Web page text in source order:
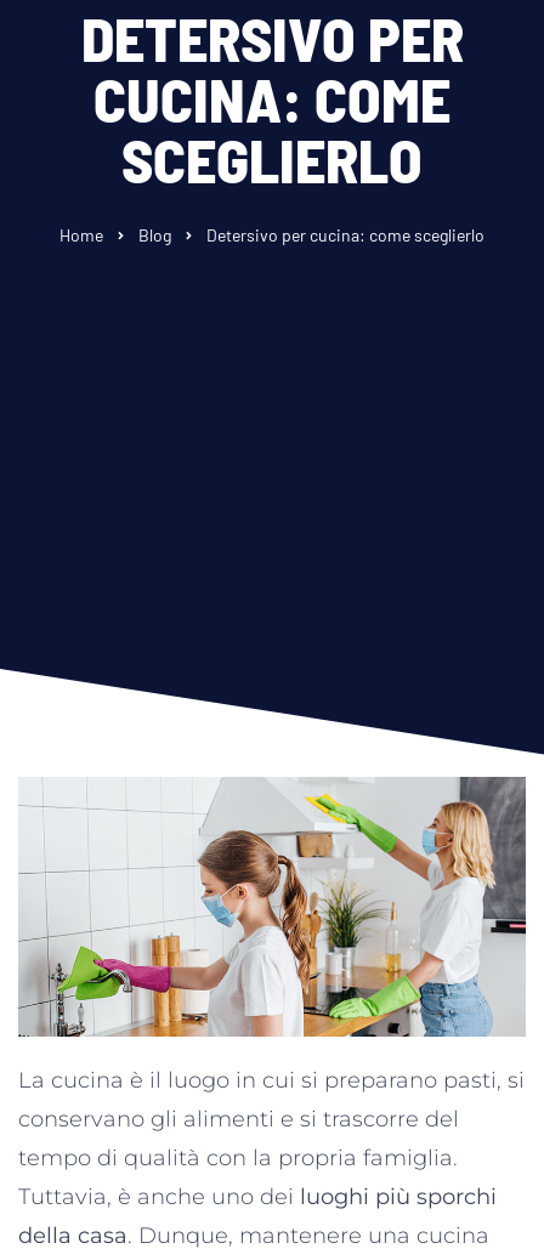
DETERSIVO PER
CUCINA: COME
SCEGLIERLO
Home Blog Detersivo per cucina: come sceglierlo
La cucina è il luogo in cui si preparano pasti, si
conservano gli alimenti e si trascorre del
tempo di qualità con la propria famiglia.
Tuttavia, è anche uno dei luoghi più sporchi
della casa. Dunque, mantenere una cucina